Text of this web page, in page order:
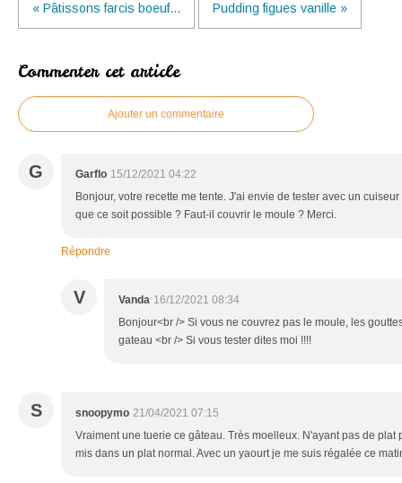
« Pâtissons farcis boeuf... Pudding figues vanille »
Commenter cet article
Ajouter un commentaire
G Garflo 15/12/2021 04:22
Bonjour, votre recette me tente. J'ai envie de tester avec un
que ce soit possible ? Faut-il couvrir le moule ? Merci.
Répondre
V Vanda 16/12/2021 08:34
Bonjour<br /> Si vous ne couvrez pas le moule, les
gateau <br /> Si vous tester dites moi !!!!
S snoopymo 21/04/2021 07:15
Vraiment une tuerie ce gâteau. Très moelleux. N'ayant pas de plat
mis dans un plat normal. Avec un yaourt je me suis régalée ce